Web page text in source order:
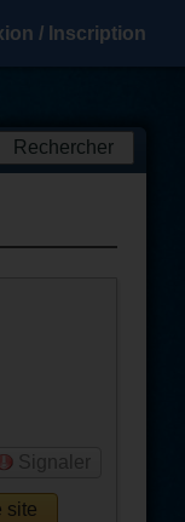
/ Inscription
Signaler
site